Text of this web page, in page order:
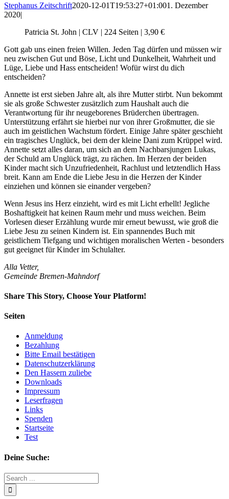
Stephanus Zeitschrift2020-12-01T19:53:27+01:001. Dezember
2020|
Patricia St. John | CLV | 224 Seiten | 3,90 €
Gott gab uns einen freien Willen. Jeden Tag dürfen und müssen wir
neu zwischen Gut und Böse, Licht und Dunkelheit, Wahrheit und
Lüge, Liebe und Hass entscheiden! Wofür wirst du dich
entscheiden?
Annette ist erst sieben Jahre alt, als ihre Mutter stirbt. Nun bekommt
sie als große Schwester zusätzlich zum Haushalt auch die
Verantwortung für ihr neugeborenes Brüderchen übertragen.
Unterstützung erfährt sie hierbei nur von ihrer Großmutter, die sie
auch im geistlichen Wachstum fördert. Einige Jahre später geschieht
ein tragisches Unglück, bei dem der kleine Dani zum Krüppel wird.
Annette setzt alles daran, um sich an dem Nachbarsjungen Lukas,
der Schuld am Unglück trägt, zu rächen. Im Herzen der beiden
Kinder macht sich Unzufriedenheit, Rachlust und letztendlich Hass
breit. Kann am Ende die Liebe Jesu in die Herzen der Kinder
einziehen und können sie einander vergeben?
Wenn Jesus ins Herz einzieht, wird es mit Licht erhellt! Jegliche
Boshaftigkeit hat keinen Raum mehr und muss weichen. Beim
Vorlesen dieser Erzählung wurde mir erneut bewusst, wie groß die
Liebe Jesu zu seinen Kindern ist. Ein spannendes Buch mit
geistlichem Tiefgang und wichtigen moralischen Werten - besonders
gut geeignet für Kinder im Schulalter.
Alla Vetter,
Gemeinde Bremen-Mahndorf
Share This Story, Choose Your Platform!
Facebook
Twitter
LinkedIn
Reddit
Whatsapp
Google+
Tumblr
Pinterest
Vk
Email
Seiten
Anmeldung
Bezahlung
Bitte Email bestätigen
Datenschutzerklärung
Den Hassern zuliebe
Downloads
Impressum
Leserfragen
Links
Spenden
Startseite
Test
Deine Suche:
Search
for: